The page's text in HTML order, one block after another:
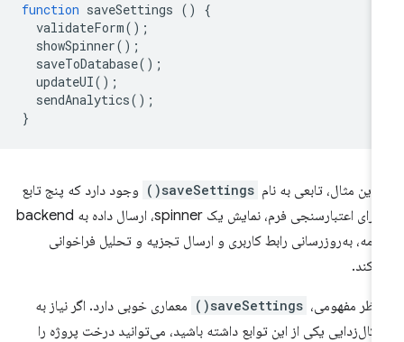
function saveSettings ()
validateForm
showSpinner
saveToDatabase
updateUI
sendAnalytics
این مثال، تابعی به نام saveSettings()
وجود دارد که پنج تابع
را برای اعتبارسنجی فرم، نمایش یک spinner، ارسال داده به backend
به‌روزرسانی رابط کاربری و ارسال تجزیه و تحلیل فراخوانی
نظر مفهومی، saveSettings()
معماری خوبی دارد. اگر نیاز به
یکی از این توابع داشته باشید، می‌توانید درخت پروژه را